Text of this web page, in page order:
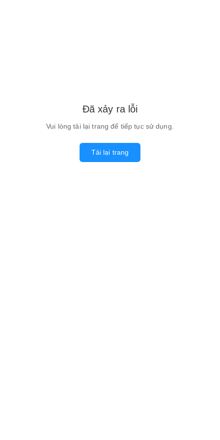
Đã xảy ra lỗi
Vui lòng tải lại trang để tiếp tục sử dụng.
Tải lại trang